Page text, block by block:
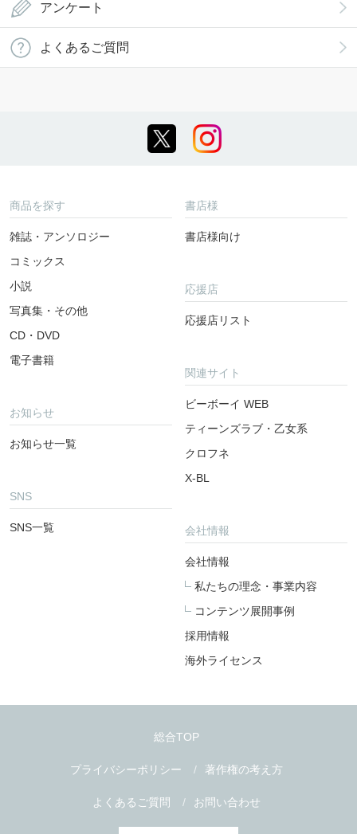
アンケート
よくあるご質問
商品を探す
雑誌・アンソロジー
コミックス
小説
写真集・その他
CD・DVD
電子書籍
お知らせ
お知らせ一覧
SNS
SNS一覧
書店様
書店様向け
応援店
応援店リスト
関連サイト
ビーボーイ WEB
ティーンズラブ・乙女系
クロフネ
X-BL
会社情報
会社情報
私たちの理念・事業内容
コンテンツ展開事例
採用情報
海外ライセンス
総合TOP
プライバシーポリシー 著作権の考え方
よくあるご質問 お問い合わせ